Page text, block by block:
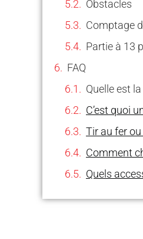
Obstacles
Comptage
Partie à 13
FAQ
Quelle est
C’est quoi
Tir au fer
Comment
Quels